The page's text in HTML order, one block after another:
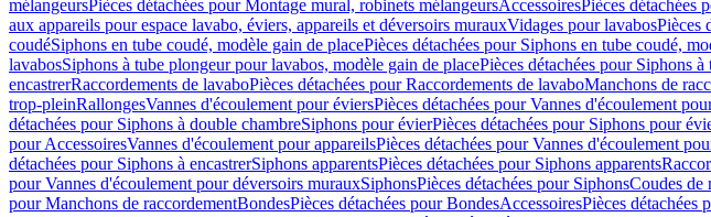
mélangeursPièces détachées pour Montage mural, robinets mélangeursAccessoiresPièces détachées
aux appareils pour espace lavabo, éviers, appareils et déversoirs murauxVidages pour lavabosPièces
coudéSiphons en tube coudé, modèle gain de placePièces détachées pour Siphons en tube coudé,
lavabosSiphons à tube plongeur pour lavabos, modèle gain de placePièces détachées pour Siphons
encastrerRaccordements de lavaboPièces détachées pour Raccordements de lavaboManchons de
trop-pleinRallongesVannes d'écoulement pour éviersPièces détachées pour Vannes d'écoulement
détachées pour Siphons à double chambreSiphons pour évierPièces détachées pour Siphons pour
pour AccessoiresVannes d'écoulement pour appareilsPièces détachées pour Vannes d'écoulement
détachées pour Siphons à encastrerSiphons apparentsPièces détachées pour Siphons apparents
pour Vannes d'écoulement pour déversoirs murauxSiphonsPièces détachées pour SiphonsCoudes de
pour Manchons de raccordementBondesPièces détachées pour BondesAccessoiresPièces détachées